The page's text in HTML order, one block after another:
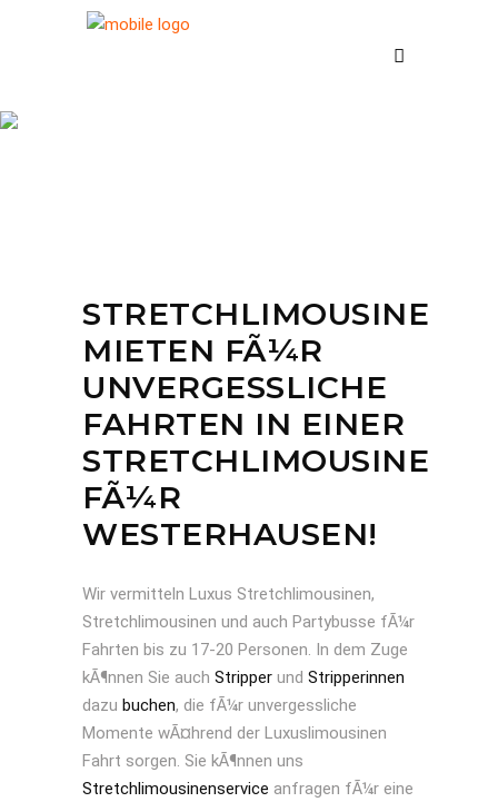
Stretchlimousine
STRETCHLIMOUSINE
MIETEN FÃ¼R
UNVERGESSLICHE
FAHRTEN IN EINER
STRETCHLIMOUSINE
FÃ¼R
WESTERHAUSEN!
Wir vermitteln Luxus Stretchlimousinen,
Stretchlimousinen und auch Partybusse fÃ¼r
Fahrten bis zu 17-20 Personen. In dem Zuge
kÃ¶nnen Sie auch Stripper und Stripperinnen
dazu buchen, die fÃ¼r unvergessliche
Momente wÃ¤hrend der Luxuslimousinen
Fahrt sorgen. Sie kÃ¶nnen uns
Stretchlimousinenservice anfragen fÃ¼r eine